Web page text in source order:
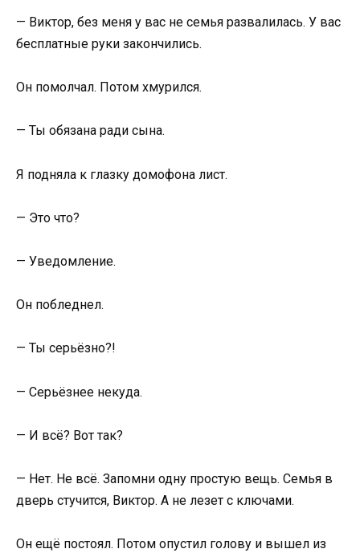
— Виктор, без меня у вас не семья развалилась. У вас
бесплатные руки закончились.
Он помолчал. Потом хмурился.
— Ты обязана ради сына.
Я подняла к глазку домофона лист.
— Это что?
— Уведомление.
Он побледнел.
— Ты серьёзно?!
— Серьёзнее некуда.
— И всё? Вот так?
— Нет. Не всё. Запомни одну простую вещь. Семья в
дверь стучится, Виктор. А не лезет с ключами.
Он ещё постоял. Потом опустил голову и вышел из